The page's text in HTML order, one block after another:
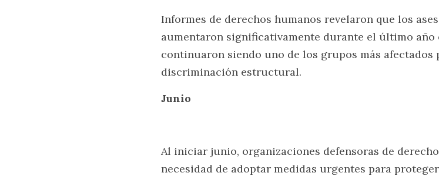
Informes de derechos humanos revelaron que los
aumentaron significativamente durante el último año
continuaron siendo uno de los grupos más
discriminación estructural.
Junio
Al iniciar junio, organizaciones defensoras de
necesidad de adoptar medidas urgentes para